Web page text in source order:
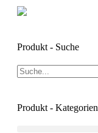
Produkt - Suche
Produkt - Kategorien